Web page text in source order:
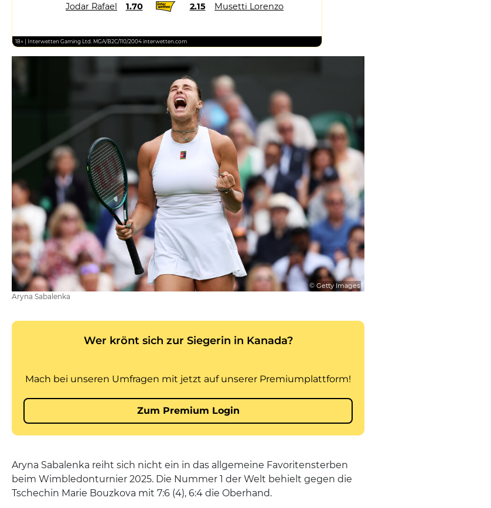
Jodar Rafael 1.70 2.15 Musetti Lorenzo
18+ | Interwetten Gaming Ltd. MGA/B2C/110/2004 interwetten.com
© Getty Images
Aryna Sabalenka
Aryna Sabalenka reiht sich nicht ein in das allgemeine Favoritensterben
beim Wimbledonturnier 2025. Die Nummer 1 der Welt behielt gegen die
Tschechin Marie Bouzkova mit 7:6 (4), 6:4 die Oberhand.